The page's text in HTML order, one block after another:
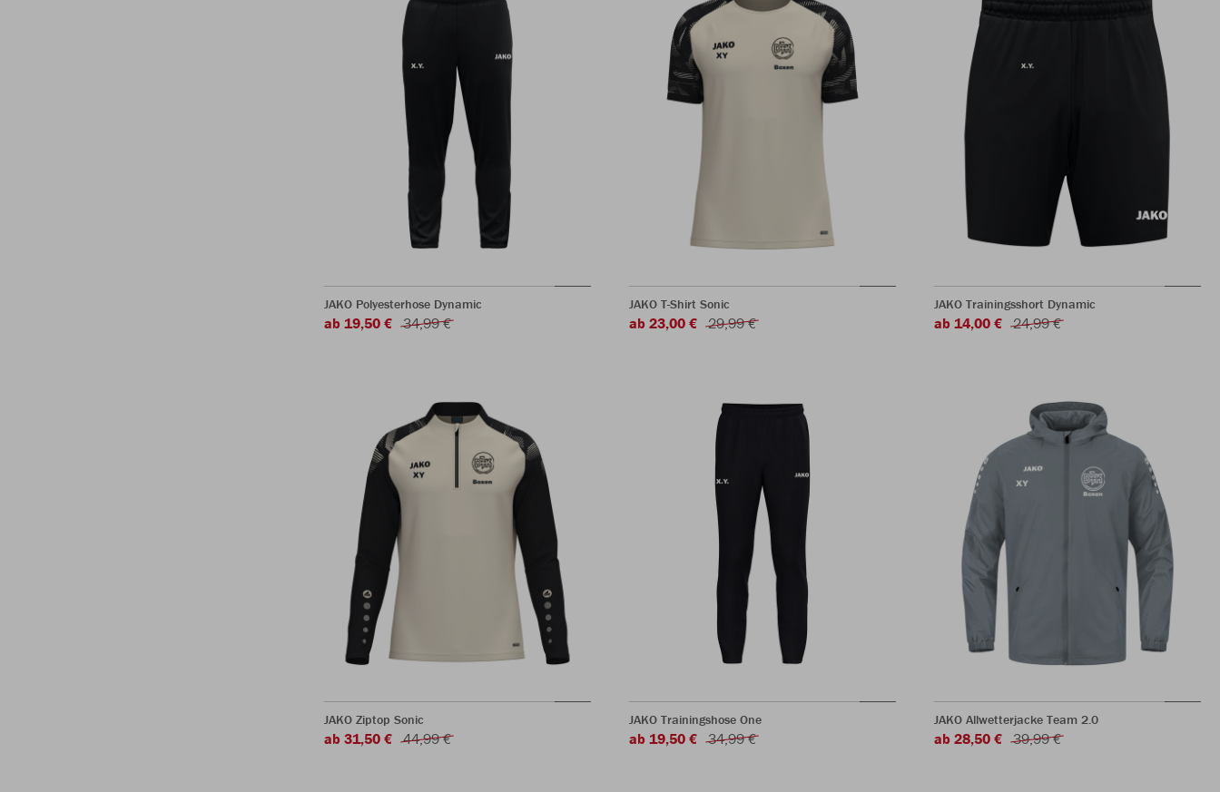
JAKO Polyesterhose Dynamic
ab 19,50 € 34,99 €
JAKO T-Shirt Sonic
ab 23,00 € 29,99 €
JAKO Trainingsshort Dynamic
ab 14,00 € 24,99 €
JAKO Ziptop Sonic
ab 31,50 € 44,99 €
JAKO Trainingshose One
ab 19,50 € 34,99 €
JAKO Allwetterjacke Team 2.0
ab 28,50 € 39,99 €